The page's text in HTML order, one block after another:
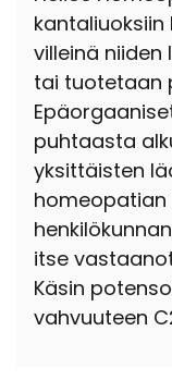
villeinä niiden
tai tuotetaan
puhtaasta
yksittäisten
homeopatian
itse
Käsin
vahvuuteen